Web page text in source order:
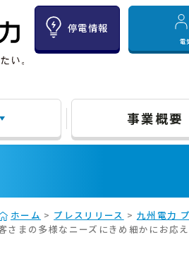
停電情報
電
事業概要
ホーム > プレスリリース > 九州電力
さまの多様なニーズにきめ細かにお応